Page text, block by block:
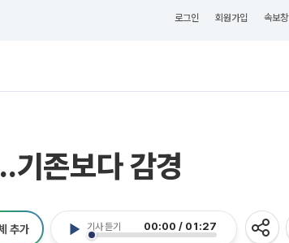
로그인 회원가입 속보창
존보다 감경
기사 듣기 00:00 / 01:27
추가